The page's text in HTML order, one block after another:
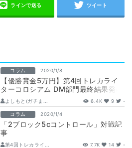
コラム 2020/1/8
【優勝賞金5万円】第4回トレカライ
ターコロシアム DM部門最終結果発表
【所属ライター契約権】
よしもと(ガチま... 6.4K 9 -
コラム 2020/1/4
「2ブロック5cコントロール」対戦記
事
第4回トレカライ... 7.7K 14 -